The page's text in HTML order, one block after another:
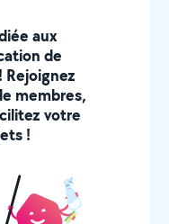
aux
de
Rejoignez
membres,
votre
!